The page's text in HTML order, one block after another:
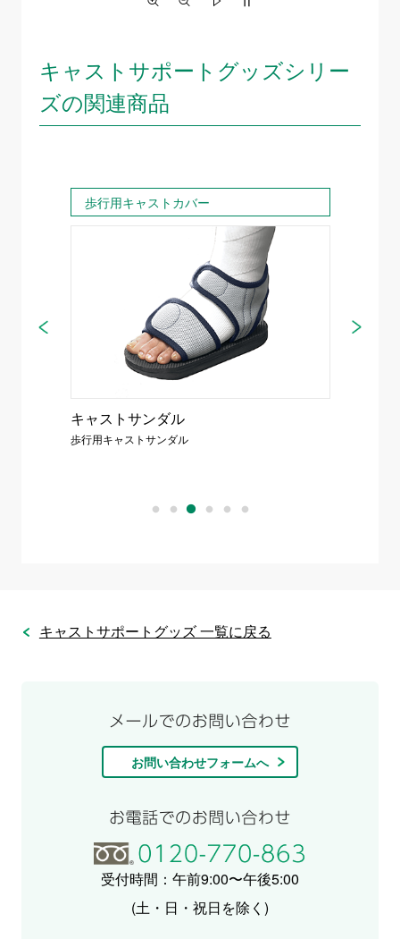
キャストサポートグッズシリー
ズの関連商品
歩行用キャストカバー
キャストサンダル
歩行用キャストサンダル
キャストサポートグッズ 一覧に戻る
お問い合わせフォームへ
受付時間：午前9:00〜午後5:00
(土・日・祝日を除く)